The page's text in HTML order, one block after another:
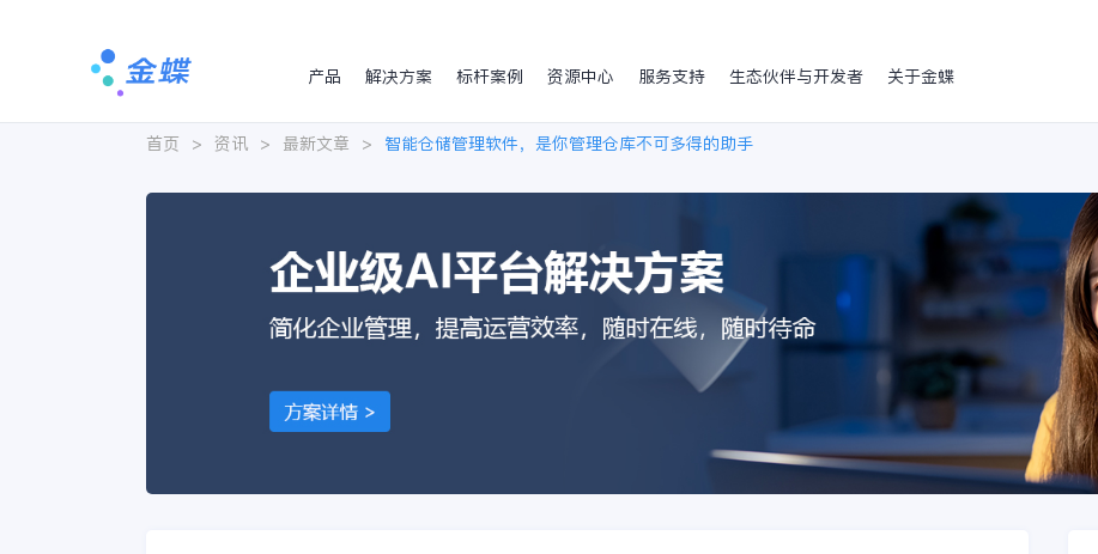
产品
解决方案 标杆案例 资源中心 服务支持 生态伙伴与开发者 关于金蝶
首页 > 资讯 > 最新文章 > 智能仓储管理软件，是你管理仓库不可多得的助手